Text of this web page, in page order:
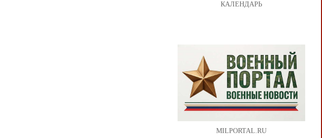
КАЛЕНДАРЬ
MILPORTAL.RU